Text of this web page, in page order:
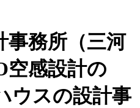
事務所（三河
空感設計の
ウスの設計事